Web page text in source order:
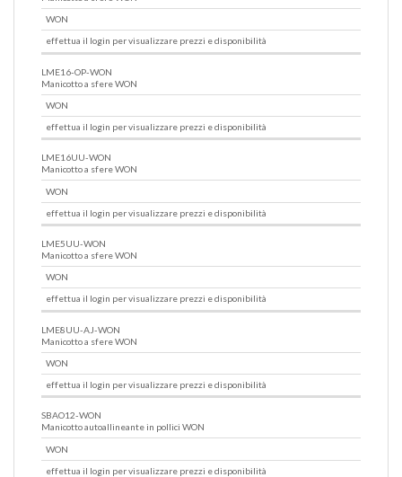
WON
effettua il login per visualizzare prezzi e disponibilità
LME16-OP-WON
Manicotto a sfere WON
WON
effettua il login per visualizzare prezzi e disponibilità
LME16UU-WON
Manicotto a sfere WON
WON
effettua il login per visualizzare prezzi e disponibilità
LME5UU-WON
Manicotto a sfere WON
WON
effettua il login per visualizzare prezzi e disponibilità
LME8UU-AJ-WON
Manicotto a sfere WON
WON
effettua il login per visualizzare prezzi e disponibilità
SBAO12-WON
Manicotto autoallineante in pollici WON
WON
effettua il login per visualizzare prezzi e disponibilità